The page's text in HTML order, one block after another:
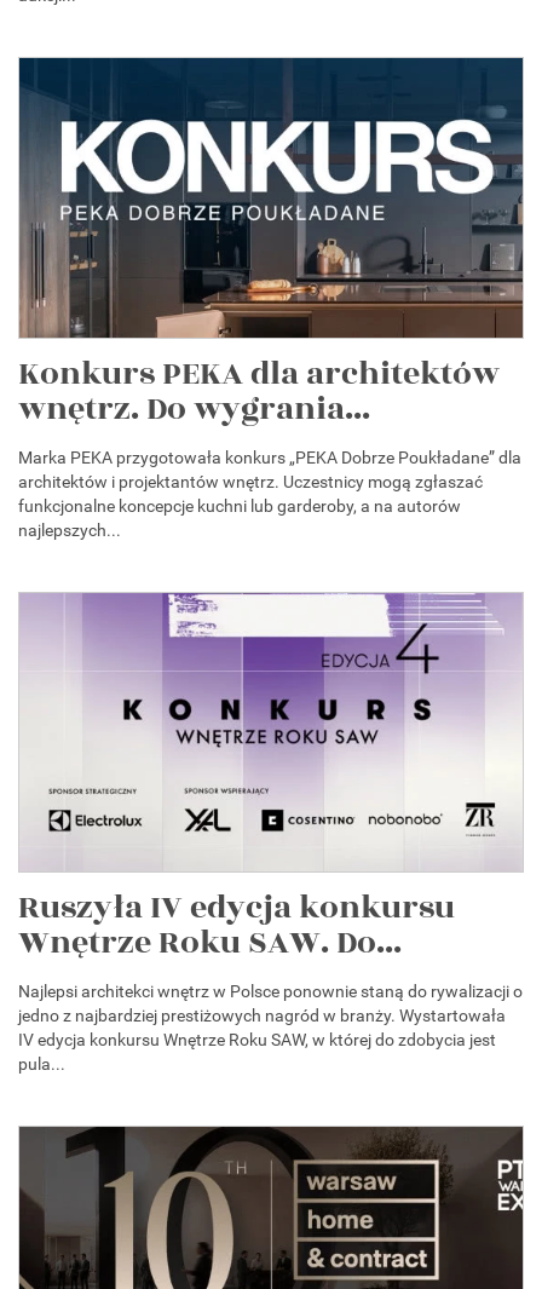
Konkurs PEKA dla architektów
wnętrz. Do wygrania...
Marka PEKA przygotowała konkurs „PEKA Dobrze Poukładane” dla
architektów i projektantów wnętrz. Uczestnicy mogą zgłaszać
funkcjonalne koncepcje kuchni lub garderoby, a na autorów
najlepszych...
Ruszyła IV edycja konkursu
Wnętrze Roku SAW. Do...
Najlepsi architekci wnętrz w Polsce ponownie staną do rywalizacji o
jedno z najbardziej prestiżowych nagród w branży. Wystartowała
IV edycja konkursu Wnętrze Roku SAW, w której do zdobycia jest
pula...